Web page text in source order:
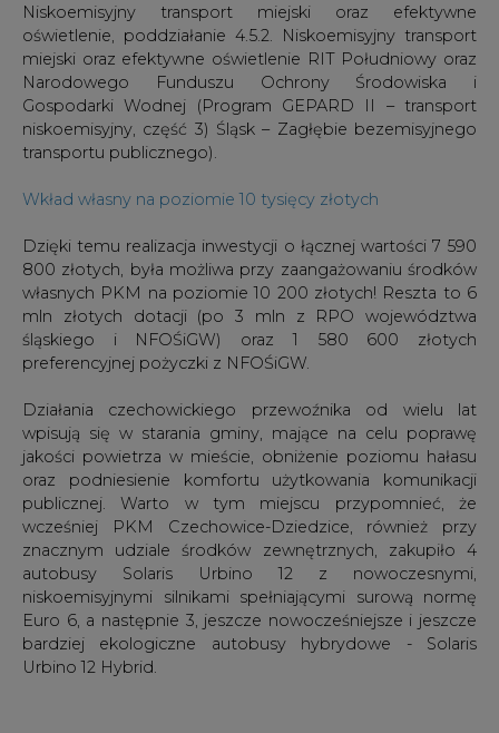
Niskoemisyjny transport miejski oraz efektywne
oświetlenie, poddziałanie 4.5.2. Niskoemisyjny transport
miejski oraz efektywne oświetlenie RIT Południowy oraz
Narodowego Funduszu Ochrony Środowiska i
Gospodarki Wodnej (Program GEPARD II – transport
niskoemisyjny, część 3) Śląsk – Zagłębie bezemisyjnego
transportu publicznego).
Wkład własny na poziomie 10 tysięcy złotych
Dzięki temu realizacja inwestycji o łącznej wartości 7 590
800 złotych, była możliwa przy zaangażowaniu środków
własnych PKM na poziomie 10 200 złotych! Reszta to 6
mln złotych dotacji (po 3 mln z RPO województwa
śląskiego i NFOŚiGW) oraz 1 580 600 złotych
preferencyjnej pożyczki z NFOŚiGW.
Działania czechowickiego przewoźnika od wielu lat
wpisują się w starania gminy, mające na celu poprawę
jakości powietrza w mieście, obniżenie poziomu hałasu
oraz podniesienie komfortu użytkowania komunikacji
publicznej. Warto w tym miejscu przypomnieć, że
wcześniej PKM Czechowice-Dziedzice, również przy
znacznym udziale środków zewnętrznych, zakupiło 4
autobusy Solaris Urbino 12 z nowoczesnymi,
niskoemisyjnymi silnikami spełniającymi surową normę
Euro 6, a następnie 3, jeszcze nowocześniejsze i jeszcze
bardziej ekologiczne autobusy hybrydowe - Solaris
Urbino 12 Hybrid.